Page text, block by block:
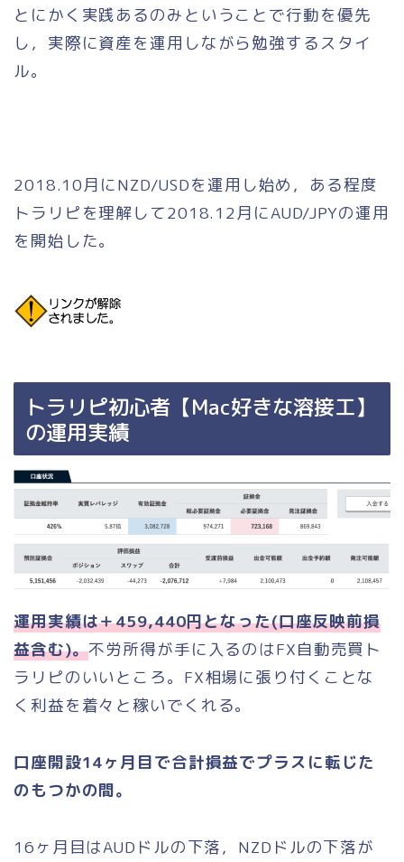
とにかく実践あるのみということで行動を優先
し，実際に資産を運用しながら勉強するスタイ
ル。
2018.10月にNZD/USDを運用し始め，ある程度
トラリピを理解して2018.12月にAUD/JPYの運用
を開始した。
トラリピ初心者【Mac好きな溶接工】
の運用実績
運用実績は＋459,440円となった(口座反映前損
益含む)。不労所得が手に入るのはFX自動売買ト
ラリピのいいところ。FX相場に張り付くことな
く利益を着々と稼いでくれる。
口座開設14ヶ月目で合計損益でプラスに転じた
のもつかの間。
16ヶ月目はAUDドルの下落，NZDドルの下落が